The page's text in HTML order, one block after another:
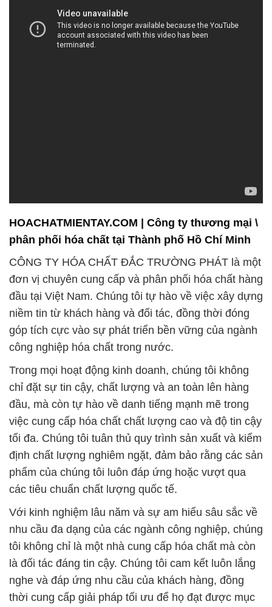
HOACHATMIENTAY.COM | Công ty thương mại \
phân phối hóa chất tại Thành phố Hồ Chí Minh
CÔNG TY HÓA CHẤT ĐẮC TRƯỜNG PHÁT là một
đơn vị chuyên cung cấp và phân phối hóa chất hàng
đầu tại Việt Nam. Chúng tôi tự hào về việc xây dựng
niềm tin từ khách hàng và đối tác, đồng thời đóng
góp tích cực vào sự phát triển bền vững của ngành
công nghiệp hóa chất trong nước.
Trong mọi hoạt động kinh doanh, chúng tôi không
chỉ đặt sự tin cậy, chất lượng và an toàn lên hàng
đầu, mà còn tự hào về danh tiếng mạnh mẽ trong
việc cung cấp hóa chất chất lượng cao và độ tin cậy
tối đa. Chúng tôi tuân thủ quy trình sản xuất và kiểm
định chất lượng nghiêm ngặt, đảm bảo rằng các sản
phẩm của chúng tôi luôn đáp ứng hoặc vượt qua
các tiêu chuẩn chất lượng quốc tế.
Với kinh nghiệm lâu năm và sự am hiểu sâu sắc về
nhu cầu đa dạng của các ngành công nghiệp, chúng
tôi không chỉ là một nhà cung cấp hóa chất mà còn
là đối tác đáng tin cậy. Chúng tôi cam kết luôn lắng
nghe và đáp ứng nhu cầu của khách hàng, đồng
thời cung cấp giải pháp tối ưu để họ đạt được mục